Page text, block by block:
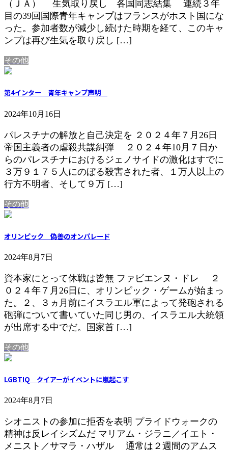
（ＪＡ） 生気取り戻し 各国同志結集 連続３年
目の39回国際青年キャンプはフランスがホスト国にな
った。参加者数が減少し続けた時期を経て、このキャ
ンプは再び生気を取り戻し […]
その他
第4インター 青年キャンプ声明
2024年10月16日
パレスチナの解放と自己決定を ２０２４年７月26日
帝国主義者の虐殺共謀糾弾 ２０２４年10月７日か
らのパレスチナにおけるジェノサイドの激化はすでに
３万９１７５人にのぼる殺害された者、１万人以上の
行方不明者、そして９万 […]
その他
オリンピック 偽善のオンパレード
2024年8月7日
資本家にとって休戦は皆無 ファビエンヌ・ドレ ２
０２４年７月26日に、オリンピック・ゲームが始まっ
た。２、３ヵ月前にイスラエル軍によって発砲される
砲弾について書いていた同じ男の、イスラエル大統領
が出席する中でだ。国家首 […]
その他
LGBTIQ クイアーがイベントに嵐起こす
2024年8月7日
シオニストの参加に拒否を表明 プライドウォークの
精神は反レイシズムだ マリアム・ジラニ／イエト・
メニスト／サマラ・ハザル 通常は２週間のアムス